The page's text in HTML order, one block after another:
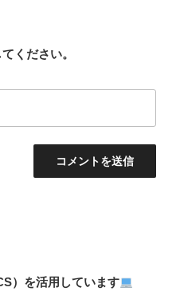
ください。
）を活用しています